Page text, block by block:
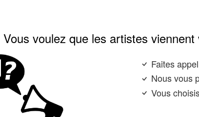
Vous voulez que les artistes
Faites
Nous vous
Vous